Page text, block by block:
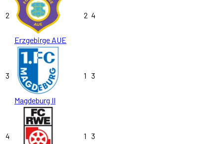
2
Erzgebirge AUE
2 4
3
Magdeburg II
1 3
4 1 3